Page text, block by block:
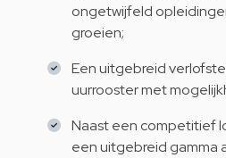
ongetwijfeld
groeien;
Een uitgebreid
uurrooster met
Naast een competitief
een uitgebreid gamma